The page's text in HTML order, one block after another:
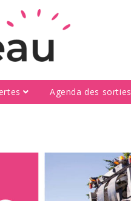
Agenda des sorties